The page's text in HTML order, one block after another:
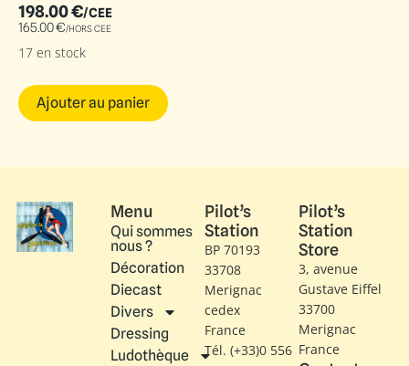
198.00€/CEE
165.00€/HORS CEE
17 en stock
Ajouter au panier
Menu
Qui sommes
nous ?
Décoration
Diecast
Divers
Dressing
Ludothèque
Pilot’s
Station
BP 70193
33708
Merignac
cedex
France
Tél. (+33)0 556
Pilot’s
Station
Store
3, avenue
Gustave Eiffel​
33700
Merignac
France